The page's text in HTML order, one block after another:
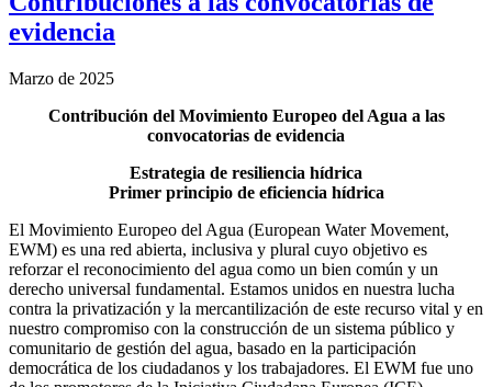
evidencia
Marzo de 2025
Contribución del Movimiento Europeo del Agua a las
convocatorias de evidencia
Estrategia de resiliencia hídrica
Primer principio de eficiencia hídrica
El Movimiento Europeo del Agua (European Water Movement,
EWM) es una red abierta, inclusiva y plural cuyo objetivo es
reforzar el reconocimiento del agua como un bien común y un
derecho universal fundamental. Estamos unidos en nuestra lucha
contra la privatización y la mercantilización de este recurso vital y en
nuestro compromiso con la construcción de un sistema público y
comunitario de gestión del agua, basado en la participación
democrática de los ciudadanos y los trabajadores. El EWM fue uno